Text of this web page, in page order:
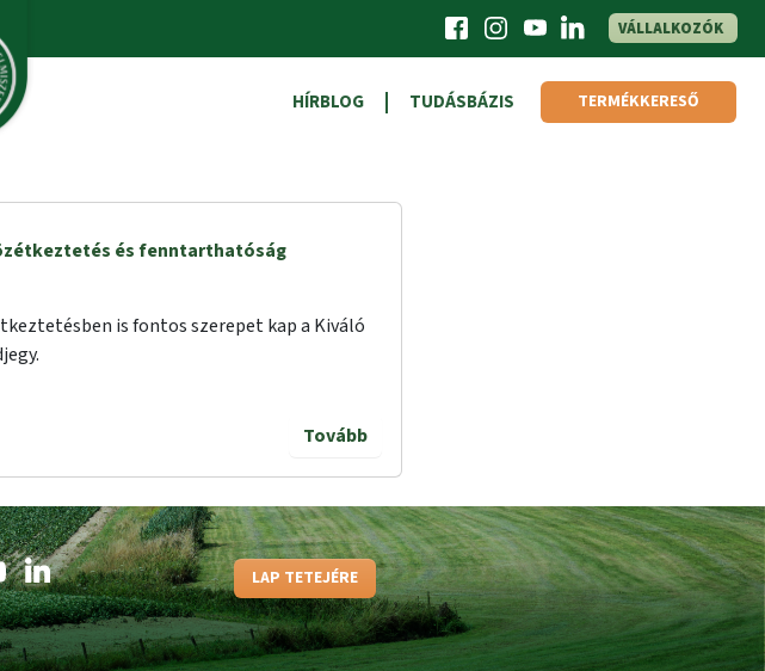
VÁLLALKOZÓK
HÍRBLOG TUDÁSBÁZIS TERMÉKKERESŐ
és fenntarthatóság
is fontos szerepet kap a Kiváló
Tovább
LAP TETEJÉRE